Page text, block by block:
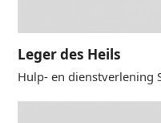
Leger des Heils
Hulp- en dienstverlening